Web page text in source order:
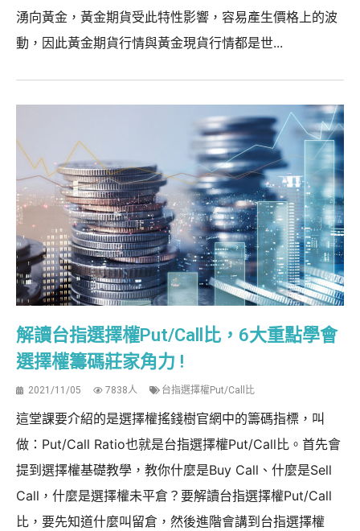
湧向黃金，黃金期貨受此特性影響，容易產生價格上的波
動，因此黃金期貨行情與黃金現貨行情都是世...
解讀台指選擇權Put/Call比，6大重點學會
選擇權籌碼莊家角力 !
2021/11/05 7838人 台指選擇權Put/Call比
這堂課要介紹的是選擇權搖錢樹官網中的籌碼指標，叫
做：Put/Call Ratio也就是台指選擇權Put/Call比。首先會
提到選擇權基礎教學，教你什麼是Buy Call、什麼是Sell
Call，什麼是選擇權未平倉？要解讀台指選擇權Put/Call
比，要先知道什麼叫留倉，然後進階會講到台指選擇權